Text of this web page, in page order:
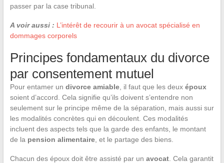
passer par la case tribunal.
A voir aussi : L’intérêt de recourir à un avocat spécialisé en
dommages corporels
Principes fondamentaux du divorce
par consentement mutuel
Pour entamer un divorce amiable, il faut que les deux époux
soient d’accord. Cela signifie qu’ils doivent s’entendre non
seulement sur le principe même de la séparation, mais aussi sur
les modalités concrètes qui en découlent. Ces modalités
incluent des aspects tels que la garde des enfants, le montant
de la pension alimentaire, et le partage des biens.
Chacun des époux doit être assisté par un avocat. Cela garantit